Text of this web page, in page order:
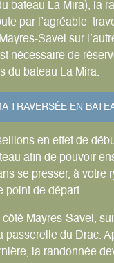
bateau La Mira), la
par l’agréable
Savel sur
nécessaire de
du bateau La Mira.
TRAVERSÉE EN
en effet de
afin de pouvoir
se presser, à votre
point de départ.
côté Mayres-Savel,
passerelle du Drac.
la randonnée